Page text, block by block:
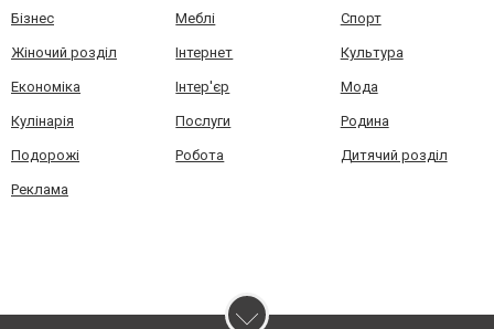
Бізнес Меблі Спорт
Жіночий розділ Інтернет Культура
Економіка Інтер'єр Мода
Кулінарія Послуги Родина
Подорожі Робота Дитячий розділ
Реклама